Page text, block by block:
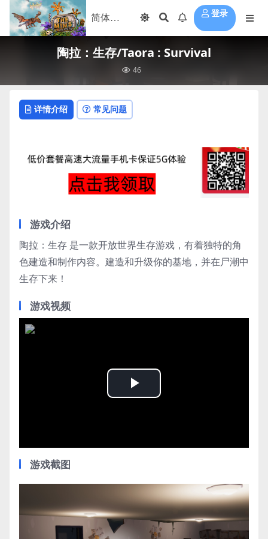
登录
陶拉：生存/Taora : Survival
46
详情介绍 常见问题
游戏介绍
陶拉：生存 是一款开放世界生存游戏，有着独特的角
色建造和制作内容。建造和升级你的基地，并在尸潮中
生存下来！
游戏视频
Play
游戏截图